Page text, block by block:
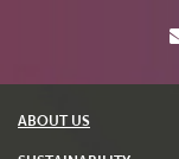
ABOUT US